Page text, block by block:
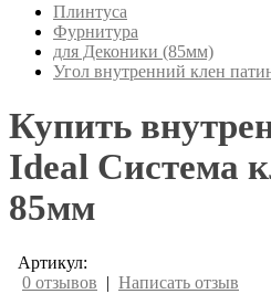
Плинтуса
Фурнитура
для Деконики (85мм)
Угол внутренний клен
Купить
Ideal Система
85мм
Артикул:
0 отзывов | Написать отзыв